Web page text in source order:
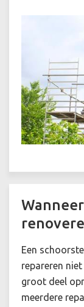
Een
repareren
groot deel
meerdere